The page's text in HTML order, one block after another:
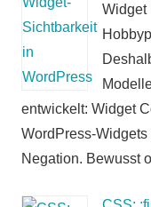
Widget
entwickelt: Widget
WordPress-
Negation. Bewusst